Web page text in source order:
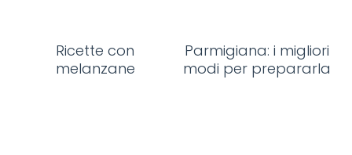
Ricette con
melanzane
Parmigiana: i migliori
modi per prepararla